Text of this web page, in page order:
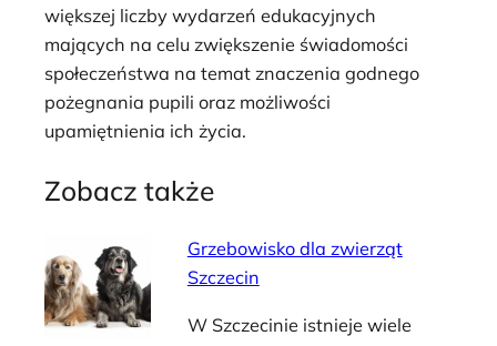
większej liczby wydarzeń edukacyjnych
mających na celu zwiększenie świadomości
społeczeństwa na temat znaczenia godnego
pożegnania pupili oraz możliwości
upamiętnienia ich życia.
Zobacz także
Grzebowisko dla zwierząt
Szczecin
W Szczecinie istnieje wiele